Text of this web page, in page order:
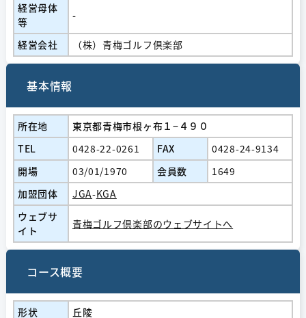
経営⺟体
等
-
経営会社 （株）青梅ゴルフ倶楽部
基本情報
所在地
東京都青梅市根ヶ布１−４９０
TEL
0428-22-0261 FAX
0428-24-9134
開場
03/01/1970 会員数
1649
加盟団体
JGA-KGA
ウェブサ
イト
青梅ゴルフ倶楽部のウェブサイトへ
コース概要
形状
丘陵